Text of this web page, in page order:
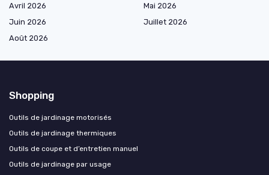
Avril 2026
Mai 2026
Juin 2026
Juillet 2026
Août 2026
Shopping
Outils de jardinage motorisés
Outils de jardinage thermiques
Outils de coupe et d’entretien manuel
Outils de jardinage par usage